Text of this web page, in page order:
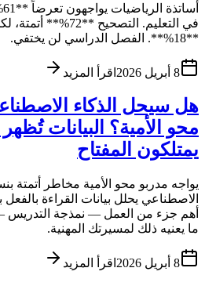
في التعليم. التصحيح
**18%**. الفصل الدراسي لن يختفي.
8 أبريل 2026 اقرأ المزيد
هل سيحل الذكاء
محو الأمية؟ البيانات
يمتلكون المفتاح
ما يعنيه ذلك لمسيرتك المهنية.
8 أبريل 2026 اقرأ المزيد